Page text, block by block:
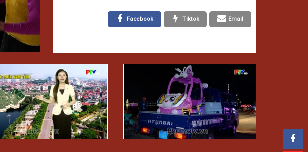
Email
Tiktok
Facebook